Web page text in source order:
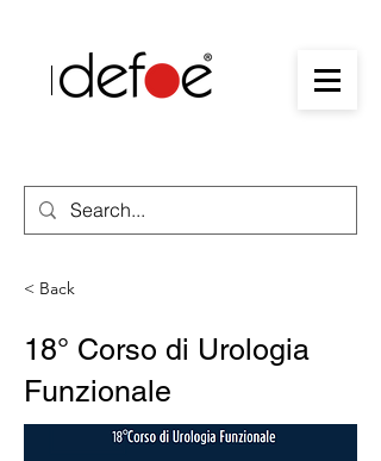
< Back
18° Corso di Urologia
Funzionale